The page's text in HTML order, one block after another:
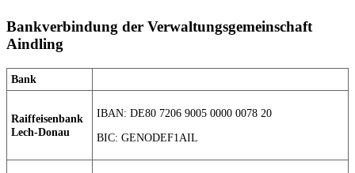
Bankverbindung der Verwaltungsgemeinschaft
Aindling
Bank
Raiffeisenbank
Lech-Donau
IBAN: DE80 7206 9005 0000 0078 20
BIC: GENODEF1AIL